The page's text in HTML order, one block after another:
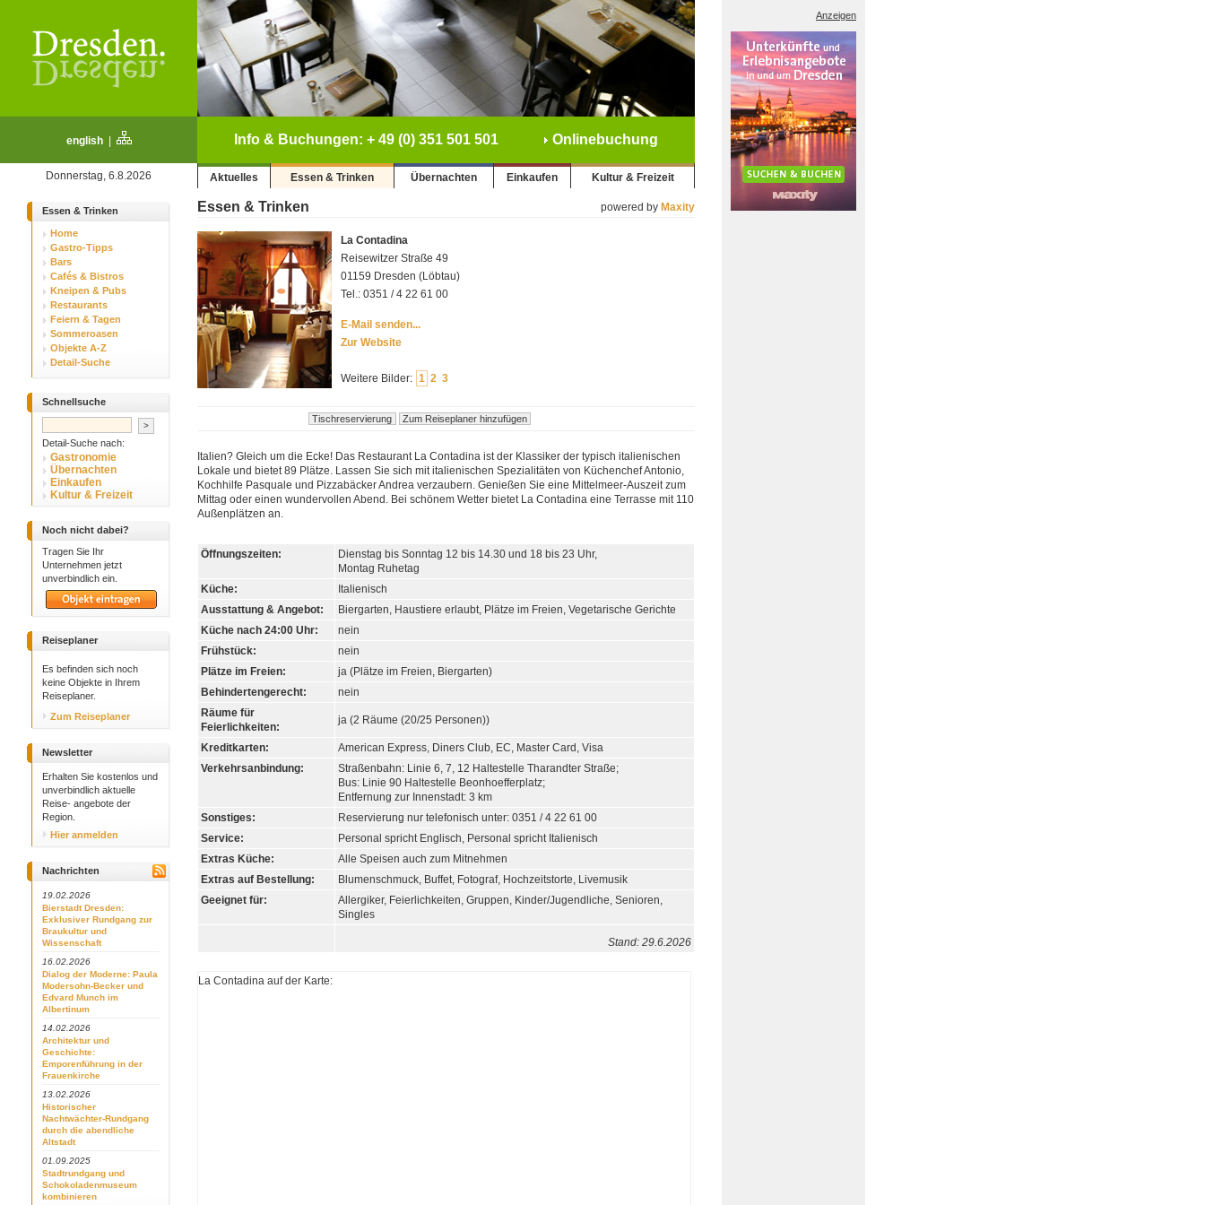
english| Info & Buchungen: + 49 (0) 351 501 501 Onlinebuchung
Donnerstag, 6.8.2026 Aktuelles Essen & Trinken Übernachten Einkaufen Kultur & Freizeit
Essen & Trinken
Home
Gastro-Tipps
Bars
Cafés & Bistros
Kneipen & Pubs
Restaurants
Feiern & Tagen
Sommeroasen
Objekte A-Z
Detail-Suche
Schnellsuche
Detail-Suche nach:
Gastronomie
Übernachten
Einkaufen
Kultur & Freizeit
Noch nicht dabei?
Tragen Sie Ihr
Unternehmen jetzt
unverbindlich ein.
Reiseplaner
Es befinden sich noch
keine Objekte in Ihrem
Reiseplaner.
Zum Reiseplaner
Newsletter
Erhalten Sie kostenlos und
unverbindlich aktuelle
Reise- angebote der
Region.
Hier anmelden
Nachrichten
19.02.2026
Bierstadt Dresden:
Exklusiver Rundgang zur
Braukultur und
Wissenschaft
16.02.2026
Dialog der Moderne: Paula
Modersohn-Becker und
Edvard Munch im
Albertinum
14.02.2026
Architektur und
Geschichte:
Emporenführung in der
Frauenkirche
13.02.2026
Historischer
Nachtwächter-Rundgang
durch die abendliche
Altstadt
01.09.2025
Stadtrundgang und
Schokoladenmuseum
kombinieren
Essen & Trinken powered by Maxity
La Contadina
Reisewitzer Straße 49
01159 Dresden (Löbtau)
Tel.: 0351 / 4 22 61 00
E-Mail senden...
Zur Website
Weitere Bilder: 1 2 3
Italien? Gleich um die Ecke! Das Restaurant La Contadina ist der Klassiker der typisch italienischen
Lokale und bietet 89 Plätze. Lassen Sie sich mit italienischen Spezialitäten von Küchenchef Antonio,
Kochhilfe Pasquale und Pizzabäcker Andrea verzaubern. Genießen Sie eine Mittelmeer-Auszeit zum
Mittag oder einen wundervollen Abend. Bei schönem Wetter bietet La Contadina eine Terrasse mit 110
Außenplätzen an.
Öffnungszeiten:
Dienstag bis Sonntag 12 bis 14.30 und 18 bis 23 Uhr,
Montag Ruhetag
Küche:
Italienisch
Ausstattung & Angebot:
Biergarten, Haustiere erlaubt, Plätze im Freien, Vegetarische Gerichte
Küche nach 24:00 Uhr:
nein
Frühstück:
nein
Plätze im Freien:
ja (Plätze im Freien, Biergarten)
Behindertengerecht:
nein
Räume für
Feierlichkeiten:
ja (2 Räume (20/25 Personen))
Kreditkarten:
American Express, Diners Club, EC, Master Card, Visa
Verkehrsanbindung:
Straßenbahn: Linie 6, 7, 12 Haltestelle Tharandter Straße;
Bus: Linie 90 Haltestelle Beonhoefferplatz;
Entfernung zur Innenstadt: 3 km
Sonstiges:
Reservierung nur telefonisch unter: 0351 / 4 22 61 00
Service:
Personal spricht Englisch, Personal spricht Italienisch
Extras Küche:
Alle Speisen auch zum Mitnehmen
Extras auf Bestellung:
Blumenschmuck, Buffet, Fotograf, Hochzeitstorte, Livemusik
Geeignet für:
Allergiker, Feierlichkeiten, Gruppen, Kinder/Jugendliche, Senioren,
Singles
Stand: 29.6.2026
La Contadina auf der Karte:
Anzeigen